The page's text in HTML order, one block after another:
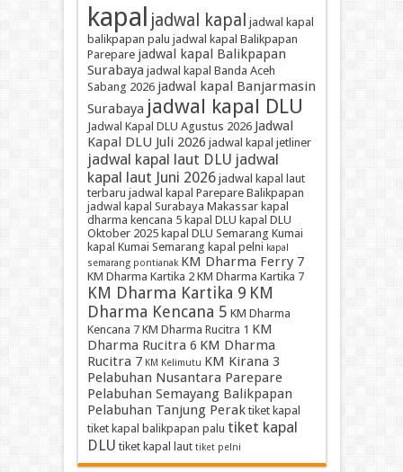
kapal jadwal kapal jadwal kapal
balikpapan palu jadwal kapal Balikpapan
Parepare jadwal kapal Balikpapan
Surabaya jadwal kapal Banda Aceh
Sabang 2026 jadwal kapal Banjarmasin
Surabaya jadwal kapal DLU
Jadwal Kapal DLU Agustus 2026 Jadwal
Kapal DLU Juli 2026 jadwal kapal jetliner
jadwal kapal laut DLU jadwal
kapal laut Juni 2026 jadwal kapal laut
terbaru jadwal kapal Parepare Balikpapan
jadwal kapal Surabaya Makassar kapal
dharma kencana 5 kapal DLU kapal DLU
Oktober 2025 kapal DLU Semarang Kumai
kapal Kumai Semarang kapal pelni kapal
semarang pontianak KM Dharma Ferry 7
KM Dharma Kartika 2 KM Dharma Kartika 7
KM Dharma Kartika 9 KM
Dharma Kencana 5 KM Dharma
Kencana 7 KM Dharma Rucitra 1 KM
Dharma Rucitra 6 KM Dharma
Rucitra 7 KM Kelimutu KM Kirana 3
Pelabuhan Nusantara Parepare
Pelabuhan Semayang Balikpapan
Pelabuhan Tanjung Perak tiket kapal
tiket kapal balikpapan palu tiket kapal
DLU tiket kapal laut tiket pelni